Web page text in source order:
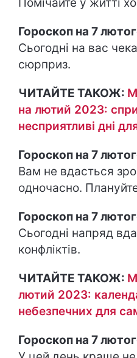
Гороскоп на 7
Сьогодні на вас
сюрприз.
ЧИТАЙТЕ ТАКОЖ:
на лютий 2023:
несприятливі дні
Гороскоп на 7
Вам не вдасться
одночасно.
Гороскоп на 7
Сьогодні напряд
конфліктів.
ЧИТАЙТЕ ТАКОЖ:
лютий 2023:
небезпечних для
Гороскоп на 7